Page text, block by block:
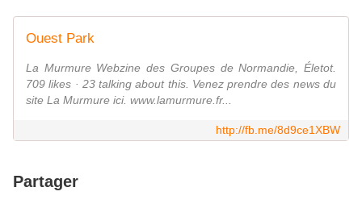
Ouest Park
La Murmure Webzine des Groupes de Normandie, Életot.
709 likes · 23 talking about this. Venez prendre des news du
site La Murmure ici. www.lamurmure.fr...
http://fb.me/8d9ce1XBW
Partager